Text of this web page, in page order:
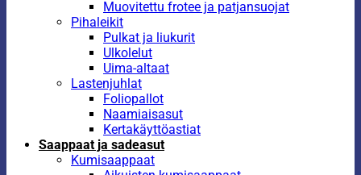
Muovitettu frotee ja patjansuojat
Pihaleikit
Pulkat ja liukurit
Ulkolelut
Uima-altaat
Lastenjuhlat
Foliopallot
Naamiaisasut
Kertakäyttöastiat
Saappaat ja sadeasut
Kumisaappaat